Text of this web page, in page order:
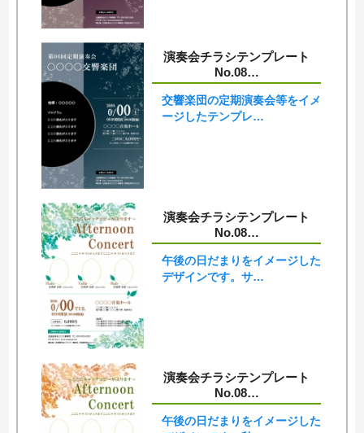
演奏会チラシテンプレート
No.08…
交響楽団の定期演奏会等をイメ
ージしたテンプレ…
演奏会チラシテンプレート
No.08…
午後の日だまりをイメージした
デザインです。サ…
演奏会チラシテンプレート
No.08…
午後の日だまりをイメージした